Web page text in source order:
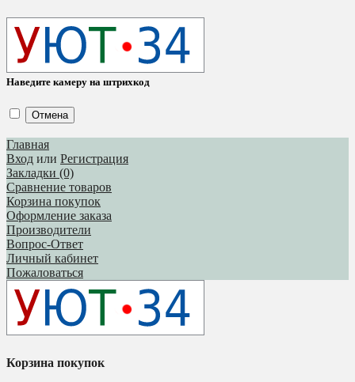
Наведите камеру на штрихкод
Отмена
Главная
Вход или Регистрация
Закладки (0)
Сравнение товаров
Корзина покупок
Оформление заказа
Производители
Вопрос-Ответ
Личный кабинет
Пожаловаться
Корзина покупок